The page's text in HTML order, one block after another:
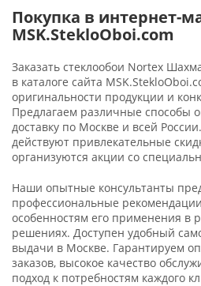
Покупка в интернет-
MSK.StekloOboi.com
Заказать стеклообои Nortex
в каталоге сайта
оригинальности продукции и
Предлагаем различные способы
доставку по Москве и всей
действуют привлекательные
организуются акции со
Наши опытные консультанты
профессиональные
особенностям его применения в
решениях. Доступен удобный
выдачи в Москве. Гарантируем
заказов, высокое качество
подход к потребностям каждого